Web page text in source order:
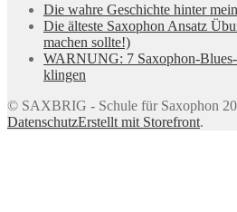
Die wahre Geschichte hinter
Die älteste Saxophon Ansatz
machen sollte!)
WARNUNG: 7 Saxophon-
klingen
© SAXBRIG - Schule für Saxophon
DatenschutzErstellt mit Storefront.